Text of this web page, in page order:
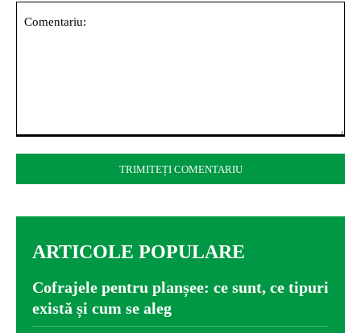
ARTICOLE POPULARE
Cofrajele pentru planșee: ce sunt, ce tipuri
există și cum se aleg